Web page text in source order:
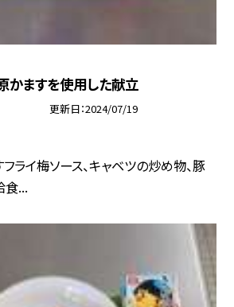
かますを使用した献立
更新日 2024/07/19
フライ梅ソース、キャベツの炒め物、豚
食...